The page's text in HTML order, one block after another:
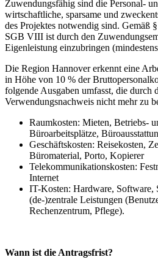
Zuwendungsfähig sind die Personal-
wirtschaftliche, sparsame und
des Projektes notwendig sind. Gemäß
SGB VIII ist durch den
Eigenleistung einzubringen
Die Region Hannover erkennt eine
in Höhe von 10 % der
folgende Ausgaben umfasst, die durch
Verwendungsnachweis nicht mehr zu
Raumkosten: Mieten, Betriebs-
Büroarbeitsplätze,
Geschäftskosten: Reisekosten,
Büromaterial, Porto, Kopierer
Telekommunikationskosten:
Internet
IT-Kosten: Hardware, Software,
(de-)zentrale Leistungen
Rechenzentrum, Pflege).
Wann ist die Antragsfrist?